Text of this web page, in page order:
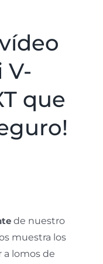
V-
que
de nuestro
muestra los
a lomos de